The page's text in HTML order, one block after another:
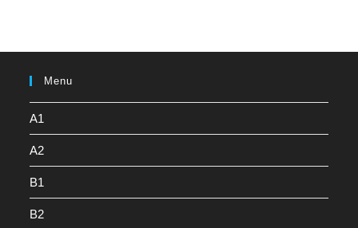
Menu
A1
A2
B1
B2